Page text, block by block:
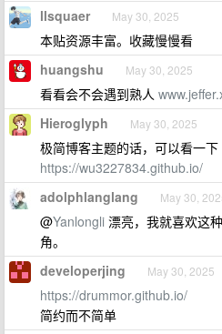
llsquaer May 30, 2025
本贴资源丰富。收藏慢慢看
huangshu May 30, 2025
看看会不会遇到熟人
Hieroglyph May 30, 2025
极简博客主题的话，可以看一
https://wu3227834.github.io/
adolphlanglang May 30,
@Yanlongli 漂亮，我就喜欢这
角。
developerjing May 30, 2025
https://drummor.github.io/
简约而不简单